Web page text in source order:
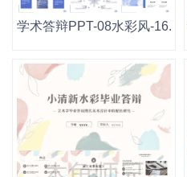
学术答辩PPT-08水彩风-